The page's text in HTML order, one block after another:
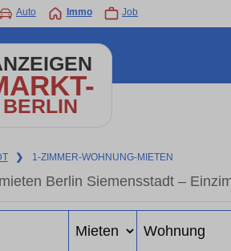
Auto Immo Job
BERLIN
❯ 1-ZIMMER-WOHNUNG-MIETEN
Berlin Siemensstadt –